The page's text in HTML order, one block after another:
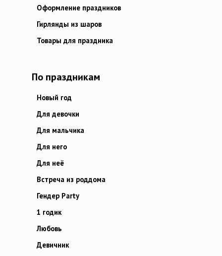
Оформление праздников
Гирлянды из шаров
Товары для праздника
По праздникам
Новый год
Для девочки
Для мальчика
Для него
Для неё
Встреча из роддома
Гендер Party
1 годик
Любовь
Девичник